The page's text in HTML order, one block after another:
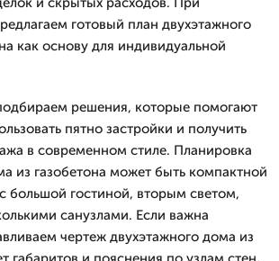
готовый план двухэтажного
как основу для индивидуальной
решения, которые помогают
пятно застройки и получить
в современном стиле. Планировка
из газобетона может быть компактной
большой гостиной, вторым светом,
санузлами. Если важна
чертеж двухэтажного дома из